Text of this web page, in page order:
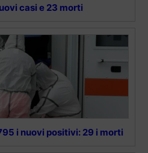
casi e 23 morti
i nuovi positivi: 29 i morti